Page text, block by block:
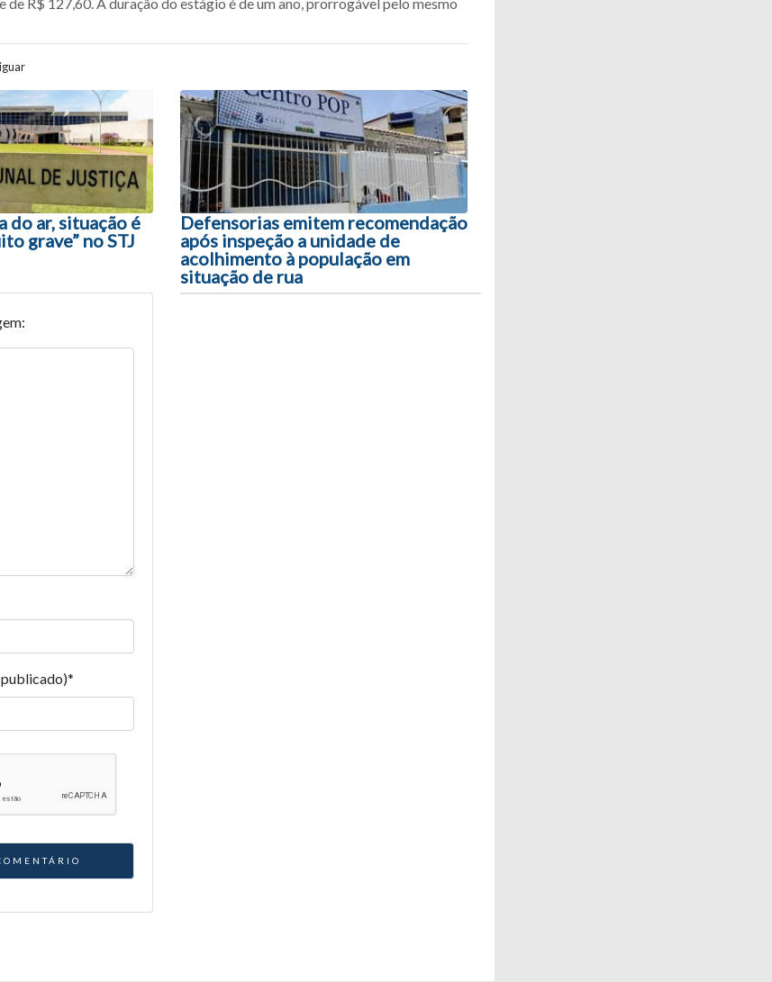
posts
do ar, situação é
grave” no STJ
Defensorias emitem recomendação
após inspeção a unidade de
acolhimento à população em
situação de rua
publicado)*